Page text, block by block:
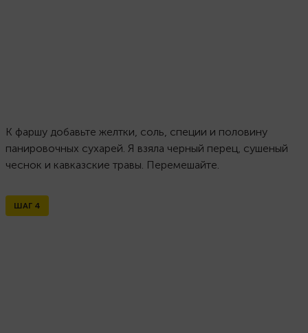
К фаршу добавьте желтки, соль, специи и половину
панировочных сухарей. Я взяла черный перец, сушеный
чеснок и кавказские травы. Перемешайте.
ШАГ 4